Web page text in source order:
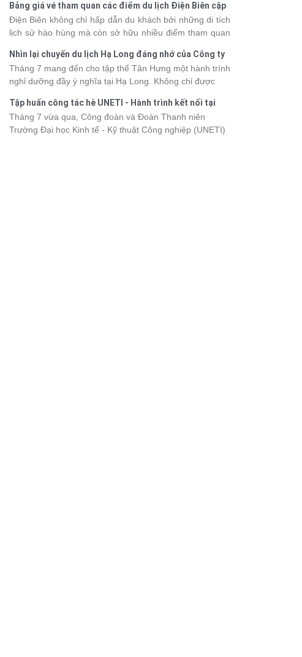
thuyền sẽ có mức giá và dịch vụ khác nhau, khiến nhiều
du khách băn khoăn khi lựa chọn. Bài viết dưới đây sẽ
cập nhật bảng giá tour du thuyền Hạ Long mới nhất
2026 từ 3 - 6 sao, giúp bạn dễ dàng so sánh và tìm
được hành trình phù hợp với nhu cầu cũng như ngân
sách.
Bảng giá vé tham quan các điểm du lịch Điện Biên cập
nhật 2026
Điện Biên không chỉ hấp dẫn du khách bởi những di tích
lịch sử hào hùng mà còn sở hữu nhiều điểm tham quan
đang lên kế hoạch khám phá vùng đất này, việc cập nhật
trước giá vé sẽ giúp bạn chủ động hơn trong lịch trình và
chi phí. Cùng Vietsense Travel tham khảo bảng giá vé
tham quan các điểm du lịch Điện Biênmới nhất năm
2026 ngay dưới đây.
Nhìn lại chuyến du lịch Hạ Long đáng nhớ của Công ty
Tân Hưng 2026
Tháng 7 mang đến cho tập thể Tân Hưng một hành trình
nghỉ dưỡng đầy ý nghĩa tại Hạ Long. Không chỉ được
thành viên còn có dịp gắn kết, sẻ chia và lưu giữ nhiều
khoảnh khắc đáng nhớ. Hãy cùng nhìn lại chuyến đi
ngập tràn niềm vui và những trải nghiệm khó quên.
Tập huấn công tác hè UNETI - Hành trình kết nối tại
Hòn Dấu, Đồ Sơn
Tháng 7 vừa qua, Công đoàn và Đoàn Thanh niên
Trường Đại học Kinh tế - Kỹ thuật Công nghiệp (UNETI)